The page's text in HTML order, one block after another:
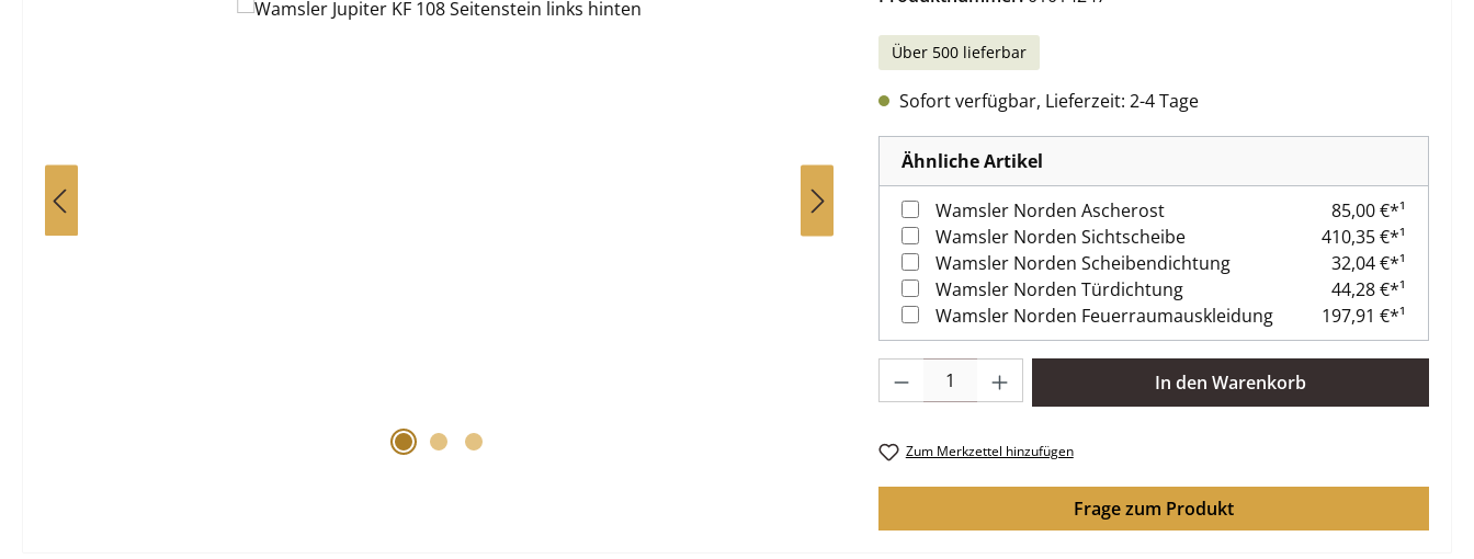
Über 500 lieferbar
Sofort verfügbar, Lieferzeit: 2-4 Tage
Ähnliche Artikel
Wamsler Norden Ascherost
85,00 €*¹
Wamsler Norden Sichtscheibe
410,35 €*¹
Wamsler Norden Scheibendichtung
32,04 €*¹
Wamsler Norden Türdichtung
44,28 €*¹
Wamsler Norden Feuerraumauskleidung
197,91 €*¹
Produkt Anzahl: Gib den gewünschten Wert ein oder benutze die
In den Warenkorb
Zum Merkzettel hinzufügen
Frage zum Produkt